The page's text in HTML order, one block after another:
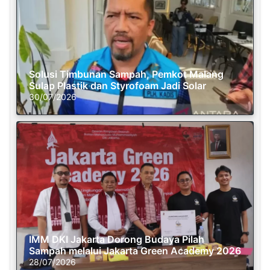
Solusi Timbunan Sampah, Pemkot Malang
Sulap Plastik dan Styrofoam Jadi Solar
30/07/2026
IMM DKI Jakarta Dorong Budaya Pilah
Sampah melalui Jakarta Green Academy 2026
28/07/2026